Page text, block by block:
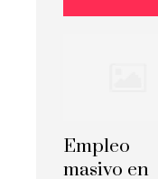
Empleo
masivo en